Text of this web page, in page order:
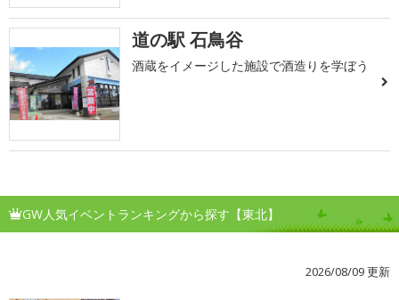
道の駅 石鳥谷
酒蔵をイメージした施設で酒造りを学ぼう
GW人気イベントランキングから探す【東北】
2026/08/09 更新